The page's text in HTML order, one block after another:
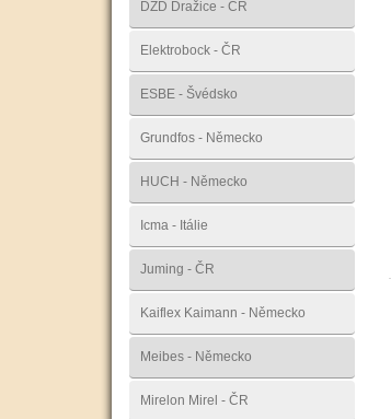
DZD Dražice - ČR
Elektrobock - ČR
ESBE - Švédsko
Grundfos - Německo
HUCH - Německo
Icma - Itálie
Juming - ČR
Kaiflex Kaimann - Německo
Meibes - Německo
Mirelon Mirel - ČR